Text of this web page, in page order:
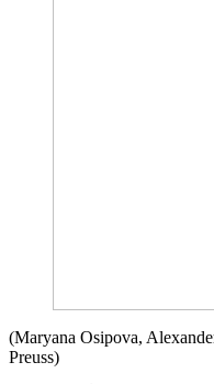
(Maryana Osipova,
Preuss)